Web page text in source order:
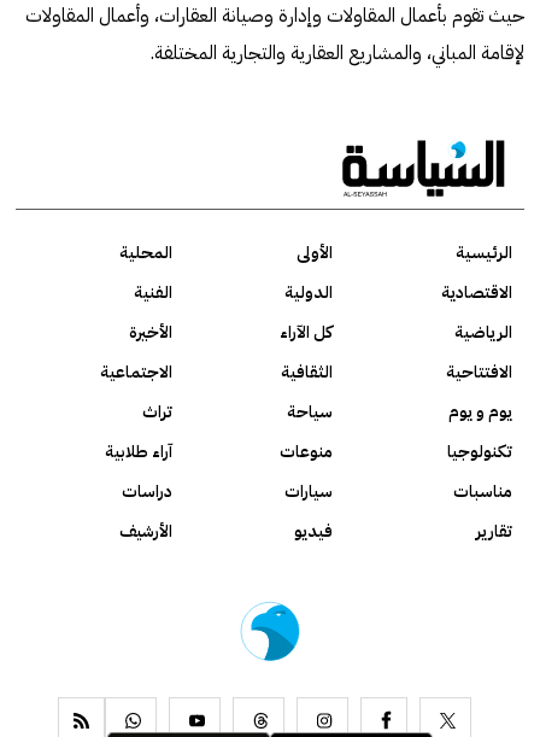
حيث تقوم بأعمال المقاولات وإدارة وصيانة العقارات، وأعمال المقاولات
لإقامة المباني، والمشاريع العقارية والتجارية المختلفة.
الرئيسية الأولى
المحلية
الاقتصادية
الدولية
الفنية
الرياضية
كل الآراء
الأخيرة
الافتتاحية
الثقافية
الاجتماعية
يوم و يوم
سياحة
تراث
تكنولوجيا
منوعات
آراء طلابية
مناسبات
سيارات
دراسات
تقارير
فيديو الأرشيف